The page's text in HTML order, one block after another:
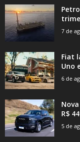
7 de
Fiat
Uno
6 de
R$
5 de